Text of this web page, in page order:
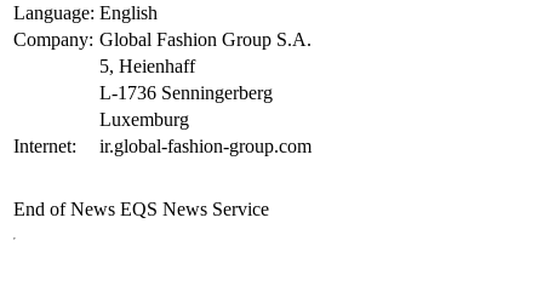
Language: English
Company: Global Fashion Group S.A.
5, Heienhaff
L-1736 Senningerberg
Luxemburg
Internet:
ir.global-fashion-group.com
End of News EQS News Service